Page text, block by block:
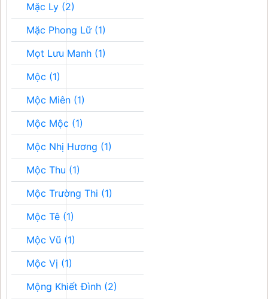
Mặc Ly (2)
Mặc Phong Lữ (1)
Mọt Lưu Manh (1)
Mộc (1)
Mộc Miên (1)
Mộc Mộc (1)
Mộc Nhị Hương (1)
Mộc Thu (1)
Mộc Trường Thi (1)
Mộc Tê (1)
Mộc Vũ (1)
Mộc Vị (1)
Mộng Khiết Đình (2)